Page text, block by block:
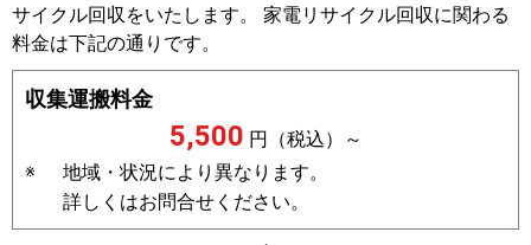
サイクル回収をいたします。 家電リサイクル回収に関わる
料金は下記の通りです。
収集運搬料金
5,500 円（税込）～
※
地域・状況により異なります。
詳しくはお問合せください。